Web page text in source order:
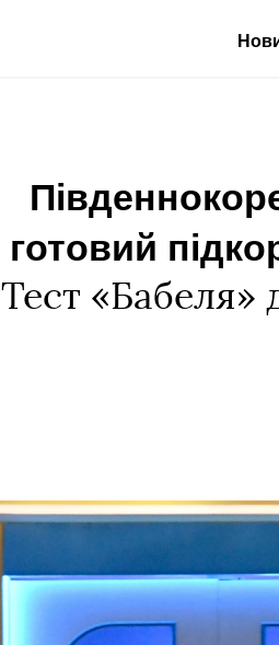
готовий
Тест «Бабеля»